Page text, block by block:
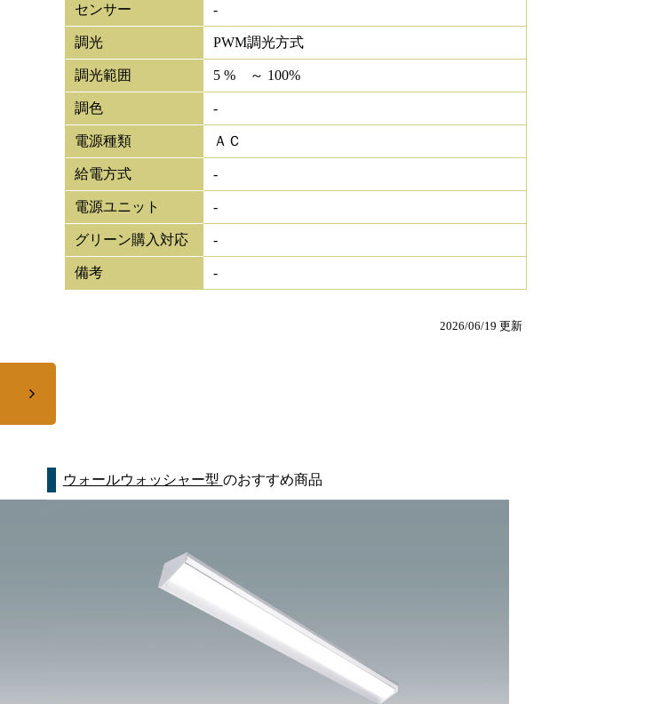
センサー -
調光 PWM調光方式
調光範囲 5 % ～ 100%
調色 -
電源種類 ＡＣ
給電方式 -
電源ユニット -
グリーン購入対応 -
備考 -
2026/06/19 更新
ウォールウォッシャー型 のおすすめ商品